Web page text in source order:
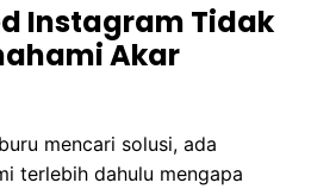
Instagram Tidak
Akar
mencari solusi, ada
terlebih dahulu mengapa